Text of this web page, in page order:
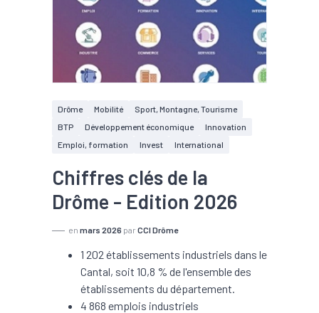
Drôme Mobilité
Sport, Montagne, Tourisme
BTP
Développement économique
Innovation
Emploi, formation
Invest International
Chiffres clés de la
Drôme - Edition 2026
en mars 2026 par CCI Drôme
1 202 établissements industriels dans le
Cantal, soit 10,8 % de l'ensemble des
établissements du département.
4 868 emplois industriels